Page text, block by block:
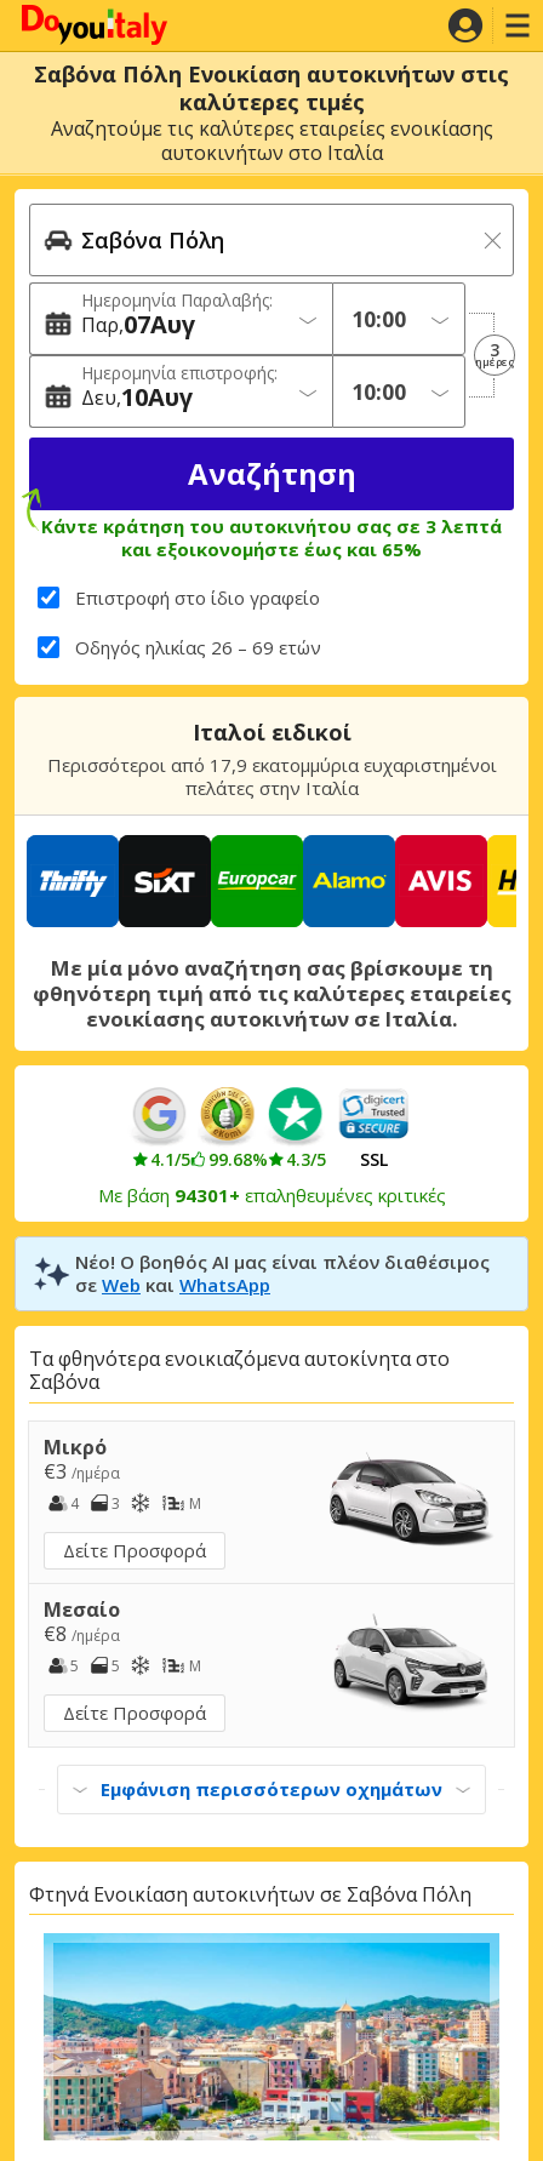
Σαβόνα Πόλη Ενοικίαση αυτοκινήτων στις
καλύτερες τιμές
Αναζητούμε τις καλύτερες εταιρείες ενοικίασης
αυτοκινήτων στο Ιταλία
Ημερομηνία Παραλαβής:
Παρ 07Αυγ
Ημερομηνία επιστροφής:
Δευ 10Αυγ
3
ημέρες
Κάντε κράτηση του αυτοκινήτου σας σε 3 λεπτά
και εξοικονομήστε έως και 65%
Επιστροφή στο ίδιο γραφείο
Οδηγός ηλικίας 26 – 69 ετών
Ιταλοί ειδικοί
Περισσότεροι από 17,9 εκατομμύρια ευχαριστημένοι
πελάτες στην Ιταλία
Με μία μόνο αναζήτηση σας βρίσκουμε τη
φθηνότερη τιμή από τις καλύτερες εταιρείες
ενοικίασης αυτοκινήτων σε Ιταλία.
4.1/5 99.68% 4.3/5 SSL
Με βάση 94301+ επαληθευμένες κριτικές
Νέο! Ο βοηθός AI μας είναι πλέον διαθέσιμος
σε Web και WhatsApp
Τα φθηνότερα ενοικιαζόμενα αυτοκίνητα στο
Σαβόνα
Μικρό
€3 /ημέρα
4
3 M
Δείτε Προσφορά
Μεσαίο
€8 /ημέρα
5
5 M
Δείτε Προσφορά
Εμφάνιση περισσότερων οχημάτων
Φτηνά Ενοικίαση αυτοκινήτων σε Σαβόνα Πόλη